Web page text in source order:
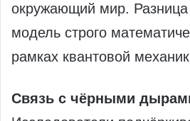
окружающий мир. Разница
модель строго
рамках квантовой
Связь с чёрными